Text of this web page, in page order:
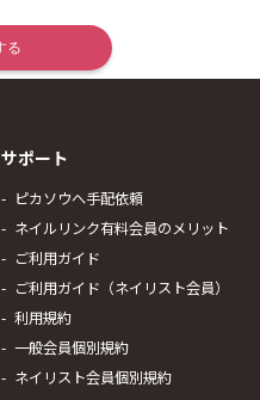
サポート
ピカソウへ手配依頼
ネイルリンク有料会員のメリット
ご利用ガイド
ご利用ガイド（ネイリスト会員）
利用規約
一般会員個別規約
ネイリスト会員個別規約